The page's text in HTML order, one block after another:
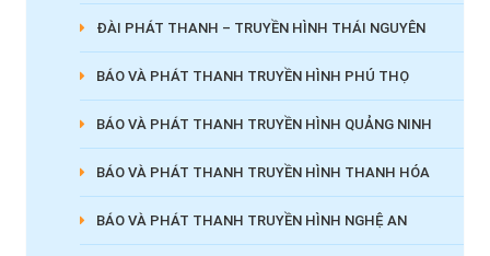
ĐÀI PHÁT THANH – TRUYỀN HÌNH THÁI NGUYÊN
BÁO VÀ PHÁT THANH TRUYỀN HÌNH PHÚ THỌ
BÁO VÀ PHÁT THANH TRUYỀN HÌNH QUẢNG NINH
BÁO VÀ PHÁT THANH TRUYỀN HÌNH THANH HÓA
BÁO VÀ PHÁT THANH TRUYỀN HÌNH NGHỆ AN